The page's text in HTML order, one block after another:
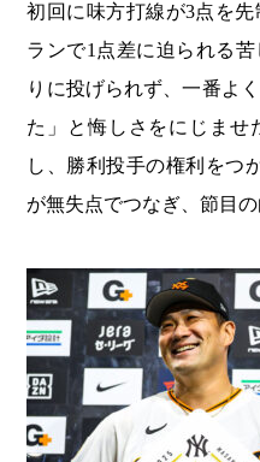
初回に味方打線が3点を
ランで1点差に迫られる
りに投げられず、一番よ
た」と悔しさをにじませ
し、勝利投手の権利をつ
が無失点でつなぎ、節目の